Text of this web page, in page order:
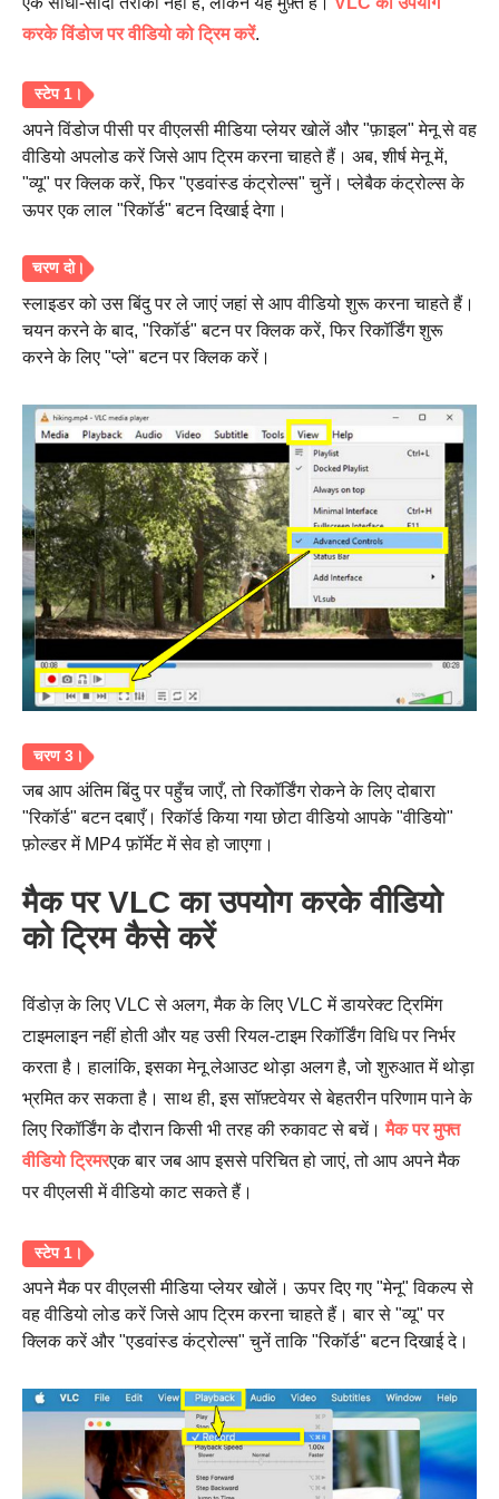
करके विंडोज पर वीडियो को ट्रिम करें.
अपने विंडोज पीसी पर वीएलसी मीडिया प्लेयर खोलें और "फ़ाइल" मेनू से वह
वीडियो अपलोड करें जिसे आप ट्रिम करना चाहते हैं। अब, शीर्ष मेनू में,
"व्यू" पर क्लिक करें, फिर "एडवांस्ड कंट्रोल्स" चुनें। प्लेबैक कंट्रोल्स के
ऊपर एक लाल "रिकॉर्ड" बटन दिखाई देगा।
चरण दो।
स्लाइडर को उस बिंदु पर ले जाएं जहां से आप वीडियो शुरू करना चाहते हैं।
चयन करने के बाद, "रिकॉर्ड" बटन पर क्लिक करें, फिर रिकॉर्डिंग शुरू
करने के लिए "प्ले" बटन पर क्लिक करें।
चरण 3।
जब आप अंतिम बिंदु पर पहुँच जाएँ, तो रिकॉर्डिंग रोकने के लिए दोबारा
"रिकॉर्ड" बटन दबाएँ। रिकॉर्ड किया गया छोटा वीडियो आपके "वीडियो"
फ़ोल्डर में MP4 फ़ॉर्मेट में सेव हो जाएगा।
मैक पर VLC का उपयोग करके वीडियो
को ट्रिम कैसे करें
विंडोज़ के लिए VLC से अलग, मैक के लिए VLC में डायरेक्ट ट्रिमिंग
टाइमलाइन नहीं होती और यह उसी रियल-टाइम रिकॉर्डिंग विधि पर निर्भर
करता है। हालांकि, इसका मेनू लेआउट थोड़ा अलग है, जो शुरुआत में थोड़ा
भ्रमित कर सकता है। साथ ही, इस सॉफ़्टवेयर से बेहतरीन परिणाम पाने के
लिए रिकॉर्डिंग के दौरान किसी भी तरह की रुकावट से बचें।मैक पर मुफ्त
वीडियो ट्रिमरएक बार जब आप इससे परिचित हो जाएं, तो आप अपने मैक
पर वीएलसी में वीडियो काट सकते हैं।
अपने मैक पर वीएलसी मीडिया प्लेयर खोलें। ऊपर दिए गए "मेनू" विकल्प से
वह वीडियो लोड करें जिसे आप ट्रिम करना चाहते हैं। बार से "व्यू" पर
क्लिक करें और "एडवांस्ड कंट्रोल्स" चुनें ताकि "रिकॉर्ड" बटन दिखाई दे।